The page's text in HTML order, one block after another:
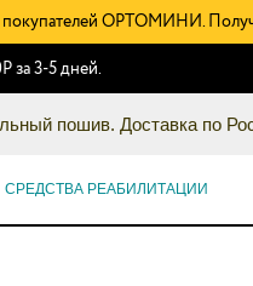
покупателей ОРТОМИНИ.
за 3-5 дней.
пошив. Доставка по
СРЕДСТВА РЕАБИЛИТАЦИИ